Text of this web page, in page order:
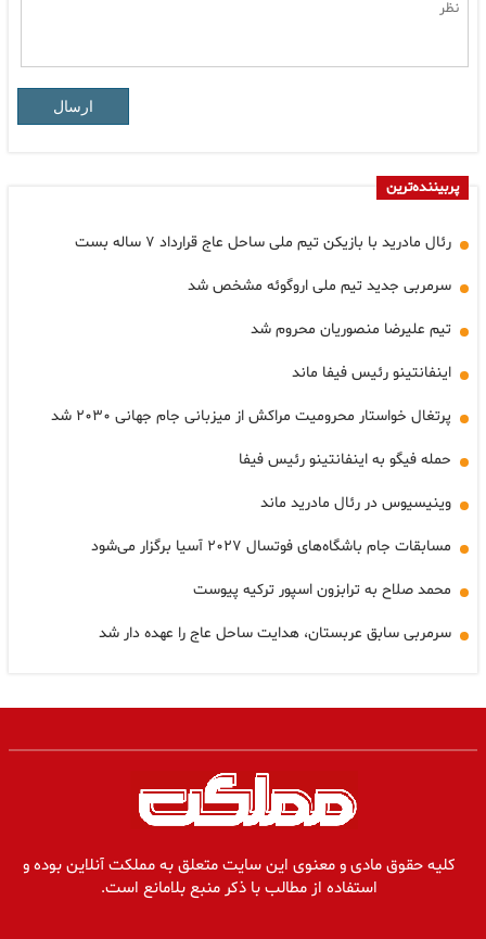
ارسال
پربیننده‌ترین
رئال مادرید با بازیکن تیم ملی ساحل عاج قرارداد ۷ ساله بست
سرمربی جدید تیم ملی اروگوئه مشخص شد
تیم علیرضا منصوریان محروم شد
اینفانتینو رئیس فیفا ماند
پرتغال خواستار محرومیت مراکش از میزبانی جام جهانی ۲۰۳۰ شد
حمله فیگو به اینفانتینو رئیس فیفا
وینیسیوس در رئال مادرید ماند
مسابقات جام باشگاه‌های فوتسال ۲۰۲۷ آسیا برگزار می‌شود
محمد صلاح به ترابزون اسپور ترکیه پیوست
سرمربی سابق عربستان، هدایت ساحل عاج را عهده دار شد
کلیه حقوق مادی و معنوی این سایت متعلق به مملکت آنلاین بوده و
استفاده از مطالب با ذکر منبع بلامانع است.